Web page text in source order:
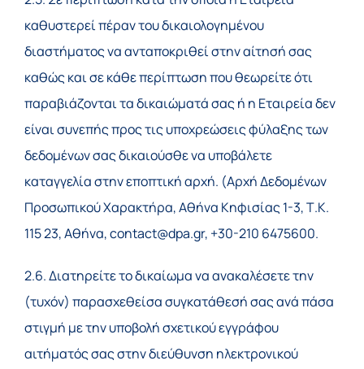
καθυστερεί πέραν του δικαιολογημένου
διαστήματος να ανταποκριθεί στην αίτησή σας
καθώς και σε κάθε περίπτωση που θεωρείτε ότι
παραβιάζονται τα δικαιώματά σας ή η Εταιρεία δεν
είναι συνεπής προς τις υποχρεώσεις φύλαξης των
δεδομένων σας δικαιούσθε να υποβάλετε
καταγγελία στην εποπτική αρχή. (Αρχή Δεδομένων
Προσωπικού Χαρακτήρα, Αθήνα Κηφισίας 1-3, Τ.Κ.
115 23, Αθήνα, contact@dpa.gr, +30-210 6475600.
2.6. Διατηρείτε το δικαίωμα να ανακαλέσετε την
(τυχόν) παρασχεθείσα συγκατάθεσή σας ανά πάσα
στιγμή με την υποβολή σχετικού εγγράφου
αιτήματός σας στην διεύθυνση ηλεκτρονικού